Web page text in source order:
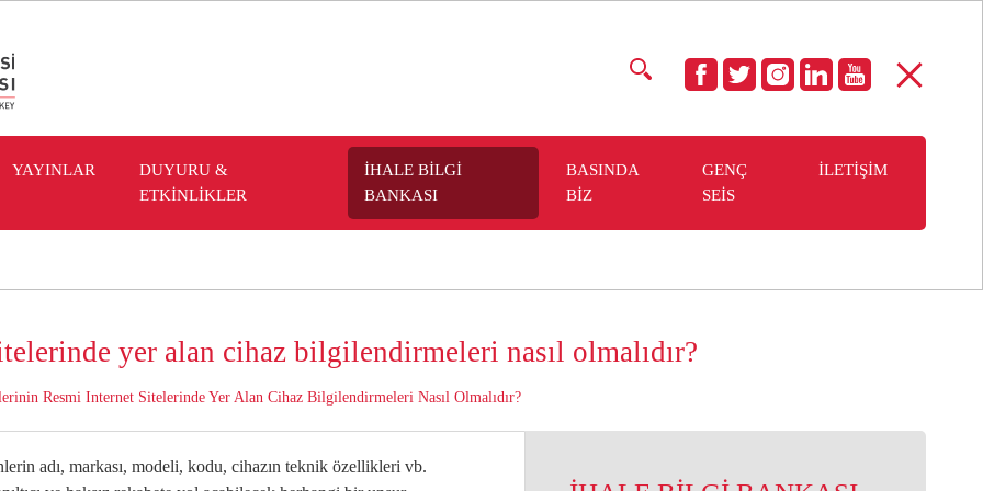
YAYINLAR
DUYURU &
ETKİNLİKLER
İHALE BİLGİ
BANKASI
BASINDA
BİZ
GENÇ
SEİS
İLETİŞİM
yer alan cihaz bilgilendirmeleri nasıl olmalıdır?
Resmi Internet Sitelerinde Yer Alan Cihaz Bilgilendirmeleri Nasıl Olmalıdır?
adı, markası, modeli, kodu, cihazın teknik özellikleri vb.